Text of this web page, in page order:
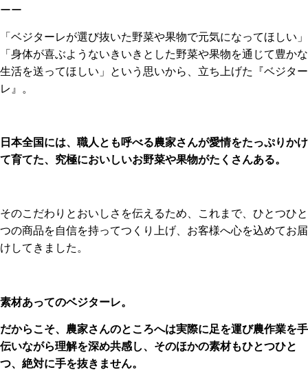
ーー
「ベジターレが選び抜いた野菜や果物で元気になってほしい」
「身体が喜ぶようないきいきとした野菜や果物を通じて豊かな
生活を送ってほしい」という思いから、立ち上げた『ベジター
レ』。
日本全国には、職人とも呼べる農家さんが愛情をたっぷりかけ
て育てた、究極においしいお野菜や果物がたくさんある。
そのこだわりとおいしさを伝えるため、これまで、ひとつひと
つの商品を自信を持ってつくり上げ、お客様へ心を込めてお届
けしてきました。
素材あってのベジターレ。
だからこそ、農家さんのところへは実際に足を運び農作業を手
伝いながら理解を深め共感し、そのほかの素材もひとつひと
つ、絶対に手を抜きません。